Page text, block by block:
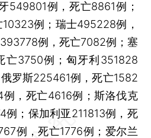
549801例，死亡8861例；
例；瑞士495228例，
例，死亡7082例；塞
亡3750例；匈牙利351828
罗斯225461例，死亡1582
，死亡4616例；斯洛伐克
；保加利亚211813例，死
例，死亡1776例；爱尔兰